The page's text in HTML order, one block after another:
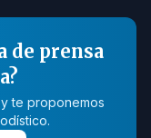
de prensa
te proponemos